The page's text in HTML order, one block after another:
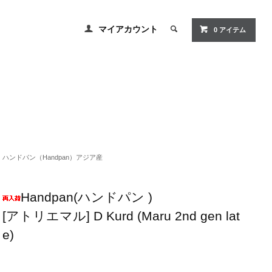
マイアカウント 0 アイテム
ハンドパン（Handpan）アジア産
Handpan(ハンドパン )
[アトリエマル] D Kurd (Maru 2nd gen lat
e)